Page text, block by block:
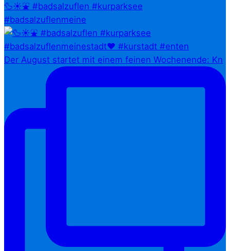
🦆☀️⛲ #badsalzuflen #kurparksee
#badsalzuflenmeine
Der August startet mit einem feinen Wochenende: Kn